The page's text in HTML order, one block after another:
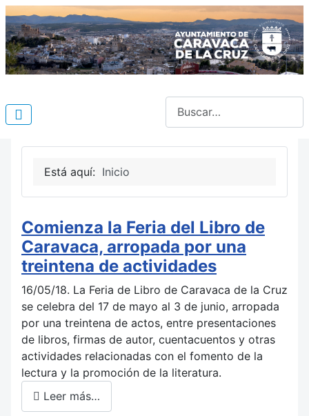
Está aquí: Inicio
Comienza la Feria del Libro de
Caravaca, arropada por una
treintena de actividades
16/05/18. La Feria de Libro de Caravaca de la Cruz
se celebra del 17 de mayo al 3 de junio, arropada
por una treintena de actos, entre presentaciones
de libros, firmas de autor, cuentacuentos y otras
actividades relacionadas con el fomento de la
lectura y la promoción de la literatura.
Leer más…